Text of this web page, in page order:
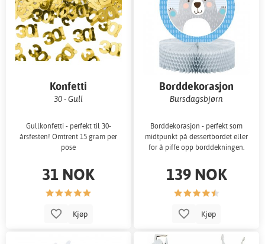
Konfetti
30 - Gull
Gullkonfetti - perfekt til 30-
årsfesten! Omtrent 15 gram per
pose
31 NOK
Kjøp
Borddekorasjon
Bursdagsbjørn
Borddekorasjon - perfekt som
midtpunkt på dessertbordet eller
for å piffe opp borddekningen.
139 NOK
Kjøp